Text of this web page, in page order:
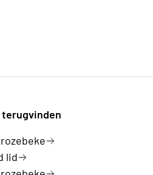
terugvinden
lid